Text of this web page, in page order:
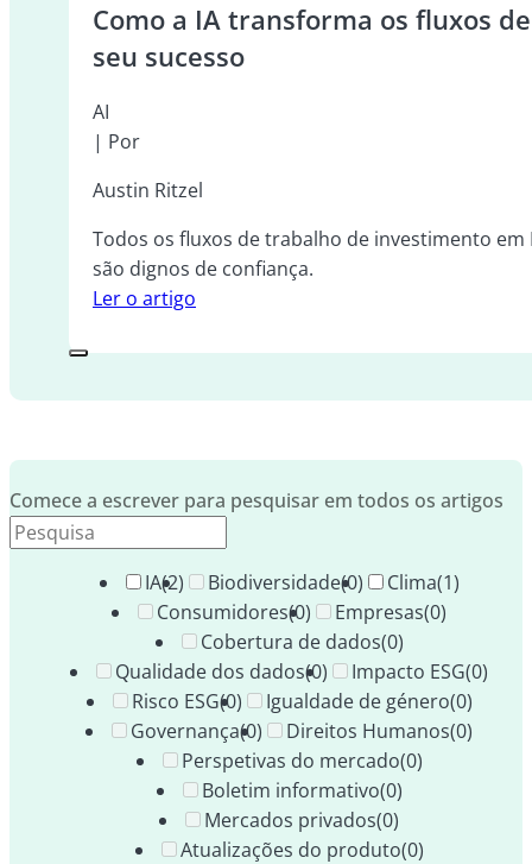
Como a IA transforma os fluxos
seu sucesso
AI
| Por
Austin Ritzel
Todos os fluxos de trabalho de investimento
são dignos de confiança.
Ler o artigo
Comece a escrever para pesquisar em todos os artigos
IA(2) Biodiversidade(0) Clima(1)
Consumidores(0) Empresas(0)
Cobertura de dados(0)
Qualidade dos dados(0) Impacto ESG(0)
Risco ESG(0) Igualdade de género(0)
Governança(0) Direitos Humanos(0)
Perspetivas do mercado(0)
Boletim informativo(0)
Mercados privados(0)
Atualizações do produto(0)